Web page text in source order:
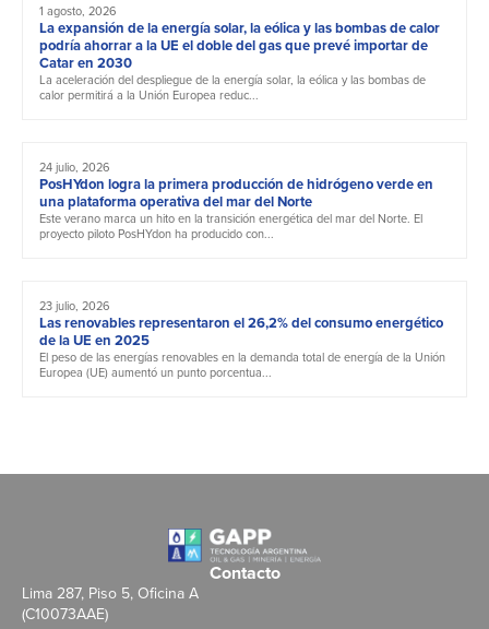
1 agosto, 2026
La expansión de la energía solar, la eólica y las bombas de calor
podría ahorrar a la UE el doble del gas que prevé importar de
Catar en 2030
La aceleración del despliegue de la energía solar, la eólica y las bombas de
calor permitirá a la Unión Europea reduc...
24 julio, 2026
PosHYdon logra la primera producción de hidrógeno verde en
una plataforma operativa del mar del Norte
Este verano marca un hito en la transición energética del mar del Norte. El
proyecto piloto PosHYdon ha producido con...
23 julio, 2026
Las renovables representaron el 26,2% del consumo energético
de la UE en 2025
El peso de las energías renovables en la demanda total de energía de la Unión
Europea (UE) aumentó un punto porcentua...
Contacto
Lima 287, Piso 5, Oficina A
(C10073AAE)